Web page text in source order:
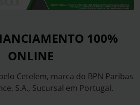
100%
ONLINE
Cetelem, marca do BPN Paribas
S.A., Sucursal em Portugal.